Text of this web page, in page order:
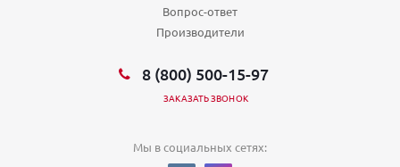
Вопрос-ответ
Производители
8 (800) 500-15-97
ЗАКАЗАТЬ ЗВОНОК
Мы в социальных сетях: